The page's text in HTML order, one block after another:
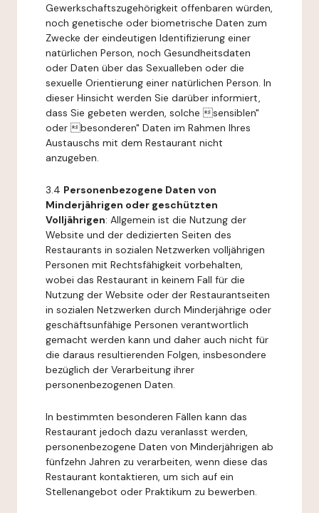
Gewerkschaftszugehörigkeit offenbaren würden,
noch genetische oder biometrische Daten zum
Zwecke der eindeutigen Identifizierung einer
natürlichen Person, noch Gesundheitsdaten
oder Daten über das Sexualleben oder die
sexuelle Orientierung einer natürlichen Person. In
dieser Hinsicht werden Sie darüber informiert,
dass Sie gebeten werden, solche sensiblen"
oder besonderen" Daten im Rahmen Ihres
Austauschs mit dem Restaurant nicht
anzugeben.
3.4 Personenbezogene Daten von
Minderjährigen oder geschützten
Volljährigen: Allgemein ist die Nutzung der
Website und der dedizierten Seiten des
Restaurants in sozialen Netzwerken volljährigen
Personen mit Rechtsfähigkeit vorbehalten,
wobei das Restaurant in keinem Fall für die
Nutzung der Website oder der Restaurantseiten
in sozialen Netzwerken durch Minderjährige oder
geschäftsunfähige Personen verantwortlich
gemacht werden kann und daher auch nicht für
die daraus resultierenden Folgen, insbesondere
bezüglich der Verarbeitung ihrer
personenbezogenen Daten.
In bestimmten besonderen Fällen kann das
Restaurant jedoch dazu veranlasst werden,
personenbezogene Daten von Minderjährigen ab
fünfzehn Jahren zu verarbeiten, wenn diese das
Restaurant kontaktieren, um sich auf ein
Stellenangebot oder Praktikum zu bewerben.